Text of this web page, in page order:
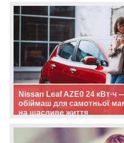
Nissan Leaf AZE0 24 кВт·ч
обіймаш для самотньої
на щасливе життя